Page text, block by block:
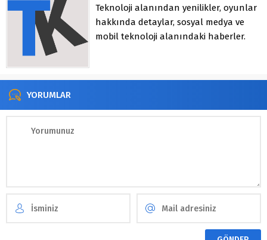
Teknoloji alanından yenilikler, oyunlar
hakkında detaylar, sosyal medya ve
mobil teknoloji alanındaki haberler.
YORUMLAR